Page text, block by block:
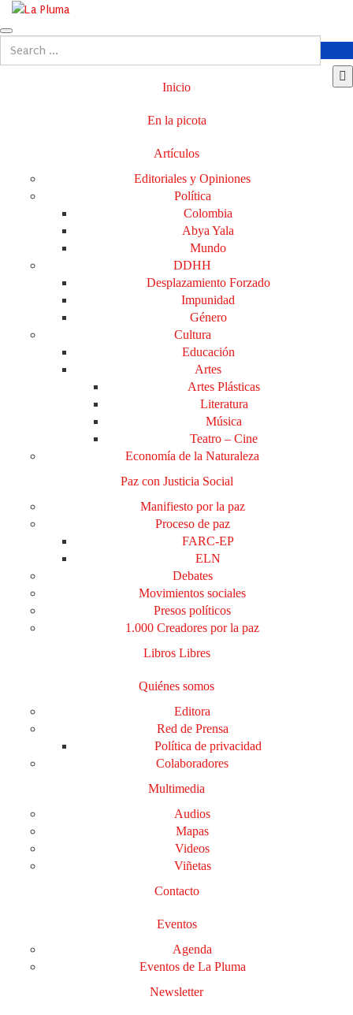
Inicio
En la picota
Artículos
Editoriales y Opiniones
Política
Colombia
Abya Yala
Mundo
DDHH
Desplazamiento Forzado
Impunidad
Género
Cultura
Educación
Artes
Artes Plásticas
Literatura
Música
Teatro – Cine
Economía de la Naturaleza
Paz con Justicia Social
Manifiesto por la paz
Proceso de paz
FARC-EP
ELN
Debates
Movimientos sociales
Presos políticos
1.000 Creadores por la paz
Libros Libres
Quiénes somos
Editora
Red de Prensa
Política de privacidad
Colaboradores
Multimedia
Audios
Mapas
Videos
Viñetas
Contacto
Eventos
Agenda
Eventos de La Pluma
Newsletter